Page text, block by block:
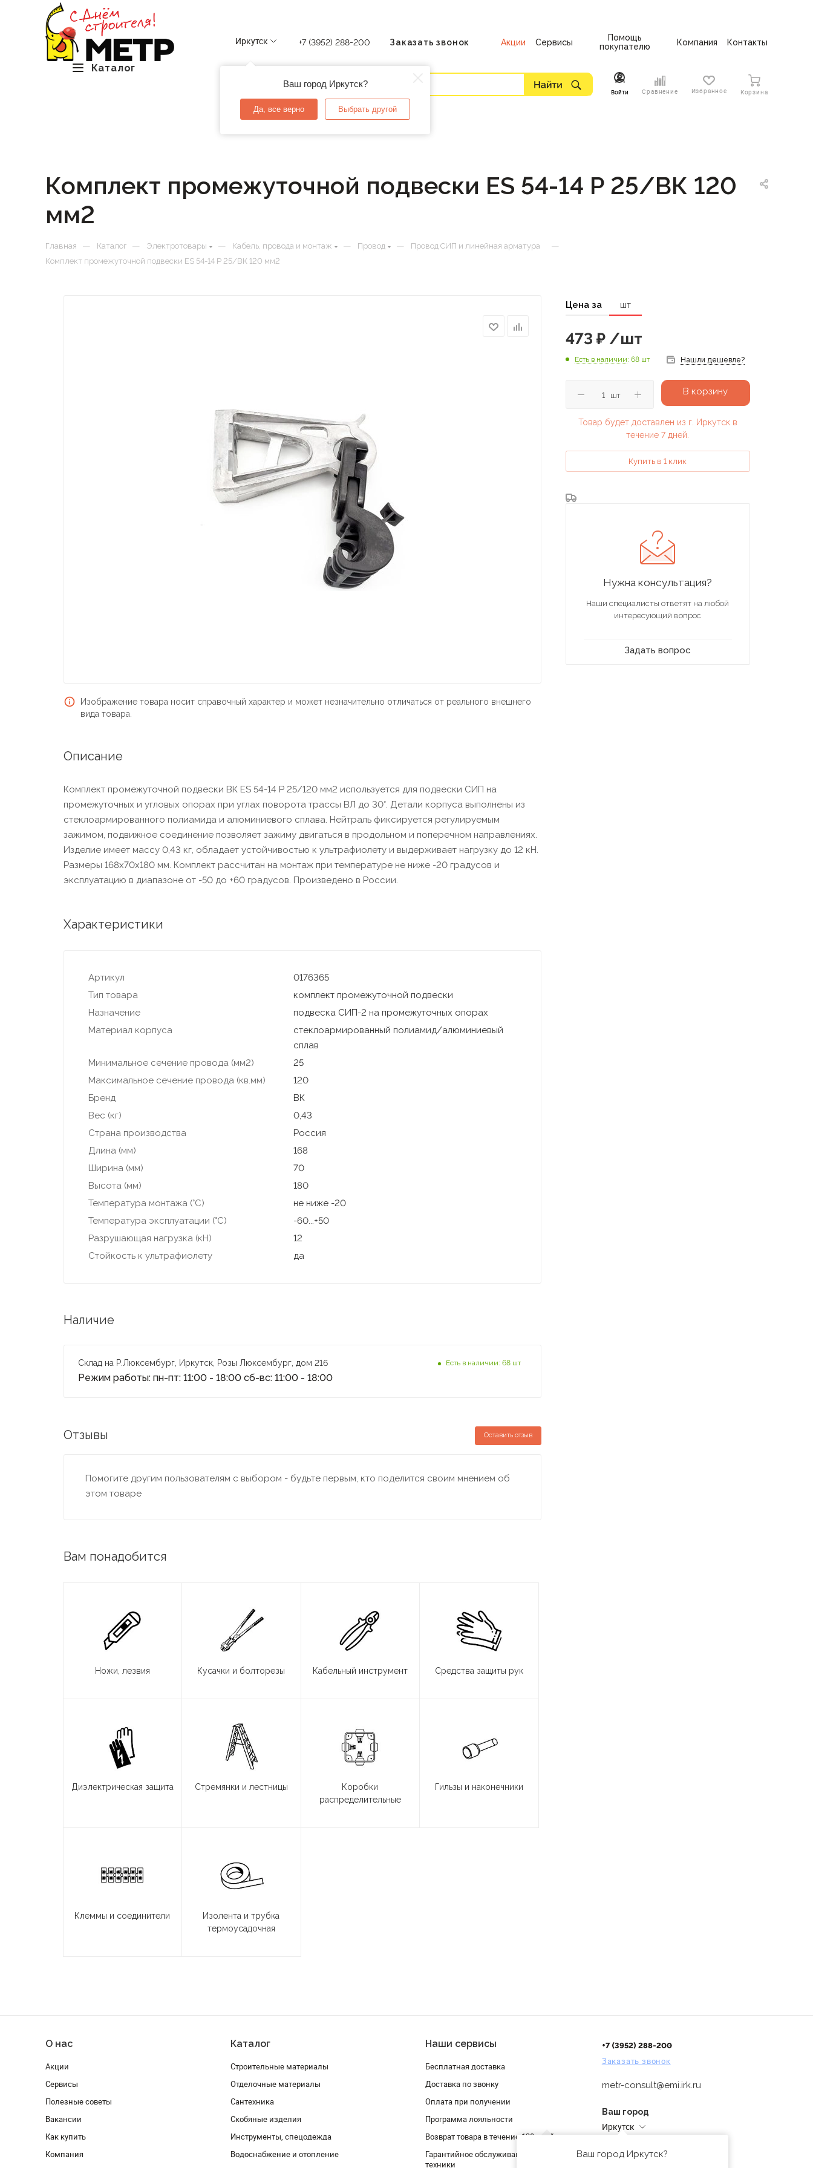
Каталог
Иркутск
Ваш город Иркутск?
Да, все верно Выбрать другой
+7 (3952) 288-200 Заказать звонок Акции Сервисы
Помощь
покупателю
Компания Контакты
Войти Сравнение Избранное Корзина
Комплект промежуточной подвески ES 54-14 P 25/ВК 120
мм2
Главная — Каталог — Электротовары — Кабель, провода и монтаж — Провод — Провод СИП и линейная арматура —
Комплект промежуточной подвески ES 54-14 P 25/ВК 120 мм2
Изображение товара носит справочный характер и может незначительно отличаться от реального внешнего
вида товара.
Описание
Комплект промежуточной подвески ВК ES 54-14 P 25/120 мм2 используется для подвески СИП на
промежуточных и угловых опорах при углах поворота трассы ВЛ до 30°. Детали корпуса выполнены из
стеклоармированного полиамида и алюминиевого сплава. Нейтраль фиксируется регулируемым
зажимом, подвижное соединение позволяет зажиму двигаться в продольном и поперечном направлениях.
Изделие имеет массу 0,43 кг, обладает устойчивостью к ультрафиолету и выдерживает нагрузку до 12 кН.
Размеры 168х70х180 мм. Комплект рассчитан на монтаж при температуре не ниже -20 градусов и
эксплуатацию в диапазоне от -50 до +60 градусов. Произведено в России.
Характеристики
Артикул
0176365
Тип товара
комплект промежуточной подвески
Назначение
подвеска СИП-2 на промежуточных опорах
Материал корпуса
стеклоармированный полиамид/алюминиевый
сплав
Минимальное сечение провода (мм2)
25
Максимальное сечение провода (кв.мм)
120
Бренд
ВК
Вес (кг)
0,43
Страна производства
Россия
Длина (мм)
168
Ширина (мм)
70
Высота (мм)
180
Температура монтажа (°С)
не ниже -20
Температура эксплуатации (°С)
-60...+50
Разрушающая нагрузка (кН)
12
Стойкость к ультрафиолету
да
Наличие
Склад на Р.Люксембург, Иркутск, Розы Люксембург, дом 216
Режим работы: пн-пт: 11:00 - 18:00 сб-вс: 11:00 - 18:00
Есть в наличии: 68 шт
Отзывы Оставить отзыв
Помогите другим пользователям с выбором - будьте первым, кто поделится своим мнением об
этом товаре
Вам понадобится
Ножи, лезвия Кусачки и болторезы Кабельный инструмент Средства защиты рук
Диэлектрическая защита Стремянки и лестницы
Коробки
распределительные
Гильзы и наконечники
Клеммы и соединители
Изолента и трубка
термоусадочная
Цена за шт
473 ₽/шт
Есть в наличии: 68 шт Нашли дешевле?
шт В корзину
Товар будет доставлен из г. Иркутск в
течение 7 дней.
Купить в 1 клик
Нужна консультация?
Наши специалисты ответят на любой
интересующий вопрос
Задать вопрос
О нас
Акции
Сервисы
Полезные советы
Вакансии
Как купить
Компания
Каталог
Строительные материалы
Отделочные материалы
Сантехника
Скобяные изделия
Инструменты, спецодежда
Водоснабжение и отопление
Наши сервисы
Бесплатная доставка
Доставка по звонку
Оплата при получении
Программа лояльности
Возврат товара в течение 120 дней
Гарантийное обслуживание и проверка
техники
+7 (3952) 288-200
Заказать звонок
metr-consult@emi.irk.ru
Ваш город
Иркутск
Ваш город Иркутск?